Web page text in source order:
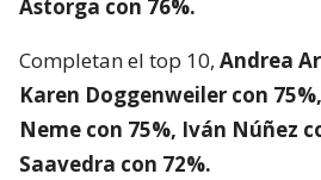
Astorga con 76%.
Completan el top 10, Andrea
Karen Doggenweiler con
Neme con 75%, Iván Núñez
Saavedra con 72%.